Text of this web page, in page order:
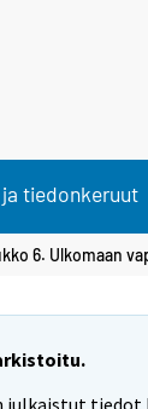
tiedonkeruut
6. Ulkomaan